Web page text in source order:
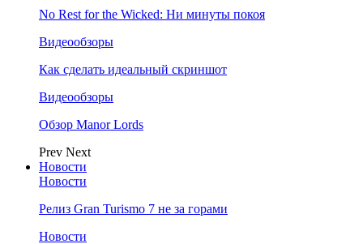
No Rest for the Wicked: Ни минуты покоя
Видеообзоры
Как сделать идеальный скриншот
Видеообзоры
Обзор Manor Lords
Prev Next
Новости
Новости
Релиз Gran Turismo 7 не за горами
Новости